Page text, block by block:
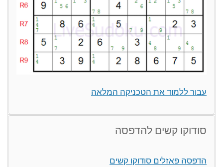
עבור ללמוד את הטכניקה המלאה
סודוקו קשים להדפסה
הדפסה פאזלים סודוקו קשים